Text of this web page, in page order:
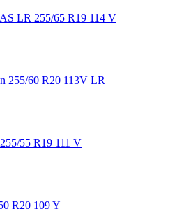
LR 255/65 R19 114 V
255/60 R20 113V LR
55 R19 111 V
R20 109 Y